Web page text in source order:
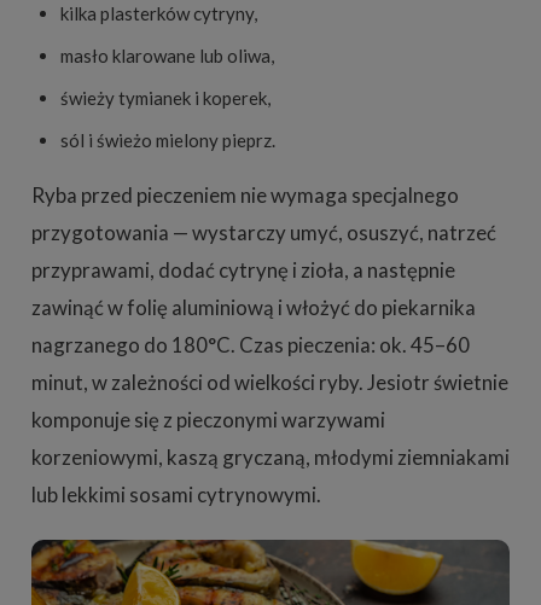
kilka plasterków cytryny,
masło klarowane lub oliwa,
świeży tymianek i koperek,
sól i świeżo mielony pieprz.
Ryba przed pieczeniem nie wymaga specjalnego
przygotowania — wystarczy umyć, osuszyć, natrzeć
przyprawami, dodać cytrynę i zioła, a następnie
zawinąć w folię aluminiową i włożyć do piekarnika
nagrzanego do 180°C. Czas pieczenia: ok. 45–60
minut, w zależności od wielkości ryby. Jesiotr świetnie
komponuje się z pieczonymi warzywami
korzeniowymi, kaszą gryczaną, młodymi ziemniakami
lub lekkimi sosami cytrynowymi.